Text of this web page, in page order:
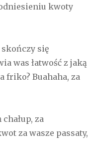
kwoty
się
was łatwość z jaką
friko? Buahaha, za
za
za wasze passaty,